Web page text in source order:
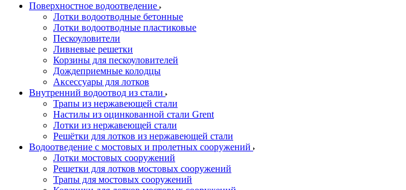
Поверхностное водоотведение
Лотки водоотводные бетонные
Лотки водоотводные пластиковые
Пескоуловители
Ливневые решетки
Корзины для пескоуловителей
Дождеприемные колодцы
Аксессуары для лотков
Внутренний водоотвод из стали
Трапы из нержавеющей стали
Настилы из оцинкованной стали Grent
Лотки из нержавеющей стали
Решётки для лотков из нержавеющей стали
Водоотведение с мостовых и пролетных сооружений
Лотки мостовых сооружений
Решетки для лотков мостовых сооружений
Трапы для мостовых сооружений